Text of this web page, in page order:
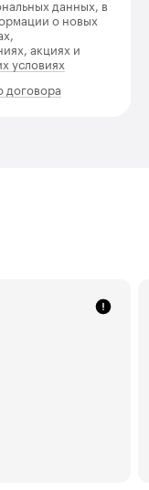
данных, в
о новых
акциях и
условиях
договора